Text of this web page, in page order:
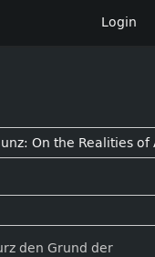
Login
den Grund der